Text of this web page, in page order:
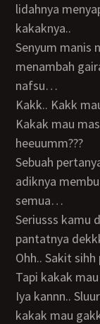
lidahnya
kakaknya..
Senyum manis nan mempesona rambut basah nya
menambah
nafsu…
Kakk.. Kakk
Kakak mau masukin burung kakan sama pantat adell
heeuumm???
Sebuah pertanyan manja keluar dari mulut sexy
adiknya
semua…
Seriusss kamu dekkk.. Kamu nanti sakittt lubang
pantatnya
Ohh.. Sakit
Tapi kakak
Iya kannn.. Sluurrpp heuummpp uaahhggg.. Heumm
kakak mau